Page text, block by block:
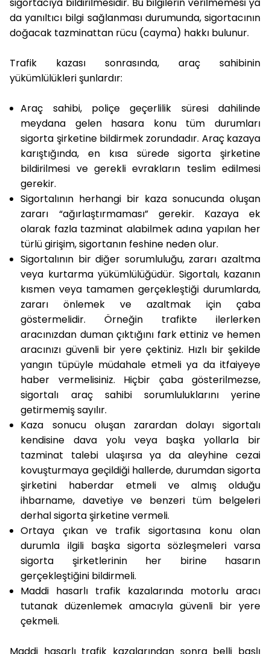
da yanıltıcı bilgi sağlanması durumunda, sigortacının
doğacak tazminattan rücu (cayma) hakkı bulunur.
Trafik kazası sonrasında, araç sahibinin
yükümlülükleri şunlardır:
Araç sahibi, poliçe geçerlilik süresi dahilinde
meydana gelen hasara konu tüm durumları
sigorta şirketine bildirmek zorundadır. Araç kazaya
karıştığında, en kısa sürede sigorta şirketine
bildirilmesi ve gerekli evrakların teslim edilmesi
gerekir.
Sigortalının herhangi bir kaza sonucunda oluşan
zararı “ağırlaştırmaması” gerekir. Kazaya ek
olarak fazla tazminat alabilmek adına yapılan her
türlü girişim, sigortanın feshine neden olur.
Sigortalının bir diğer sorumluluğu, zararı azaltma
veya kurtarma yükümlülüğüdür. Sigortalı, kazanın
kısmen veya tamamen gerçekleştiği durumlarda,
zararı önlemek ve azaltmak için çaba
göstermelidir. Örneğin trafikte ilerlerken
aracınızdan duman çıktığını fark ettiniz ve hemen
aracınızı güvenli bir yere çektiniz. Hızlı bir şekilde
yangın tüpüyle müdahale etmeli ya da itfaiyeye
haber vermelisiniz. Hiçbir çaba gösterilmezse,
sigortalı araç sahibi sorumluluklarını yerine
getirmemiş sayılır.
Kaza sonucu oluşan zarardan dolayı sigortalı
kendisine dava yolu veya başka yollarla bir
tazminat talebi ulaşırsa ya da aleyhine cezai
kovuşturmaya geçildiği hallerde, durumdan sigorta
şirketini haberdar etmeli ve almış olduğu
ihbarname, davetiye ve benzeri tüm belgeleri
derhal sigorta şirketine vermeli.
Ortaya çıkan ve trafik sigortasına konu olan
durumla ilgili başka sigorta sözleşmeleri varsa
sigorta şirketlerinin her birine hasarın
gerçekleştiğini bildirmeli.
Maddi hasarlı trafik kazalarında motorlu aracı
tutanak düzenlemek amacıyla güvenli bir yere
çekmeli.
Maddi hasarlı trafik kazalarından sonra belli başlı